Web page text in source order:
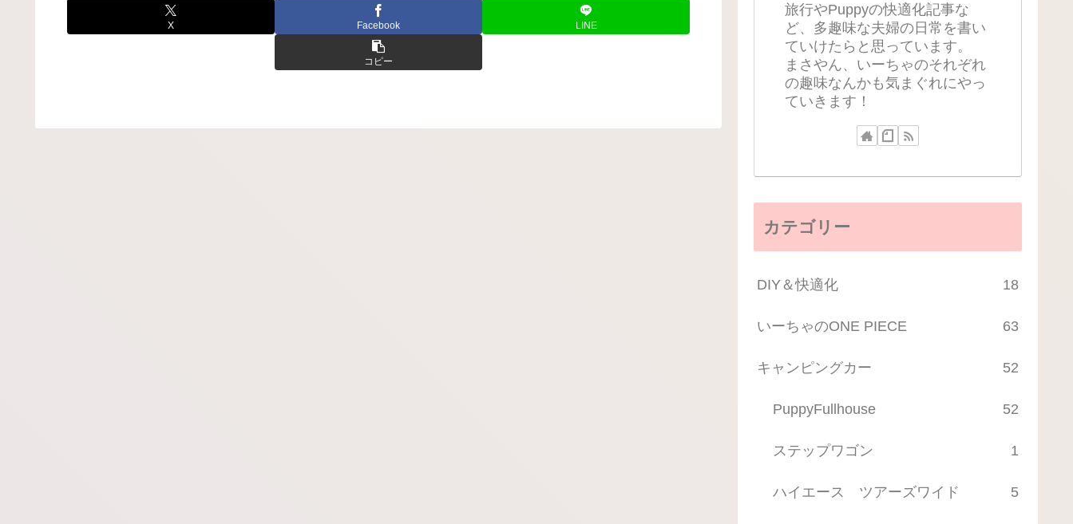
X Facebook LINE
コピー
旅行やPuppyの快適化記事な
ど、多趣味な夫婦の日常を書い
ていけたらと思っています。
まさやん、いーちゃのそれぞれ
の趣味なんかも気まぐれにやっ
ていきます！
カテゴリー
DIY＆快適化 18
いーちゃのONE PIECE 63
キャンピングカー 52
PuppyFullhouse 52
ステップワゴン 1
ハイエース ツアーズワイド 5